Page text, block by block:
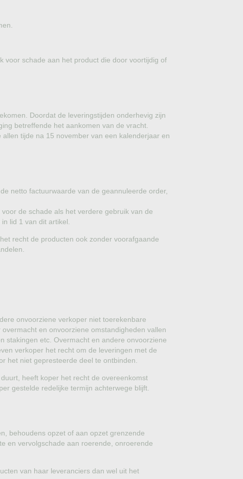
voor schade aan het product die door voortijdig of
Doordat de leveringstijden onderhevig zijn
betreffende het aankomen van de vracht.
tijde na 15 november van een kalenderjaar en
netto factuurwaarde van de geannuleerde order,
de schade als het verdere gebruik van de
lid 1 van dit artikel.
recht de producten ook zonder voorafgaande
onvoorziene verkoper niet toerekenbare
en onvoorziene omstandigheden vallen
stakingen etc. Overmacht en andere onvoorziene
verkoper het recht om de leveringen met de
het niet gepresteerde deel te ontbinden.
heeft koper het recht de overeenkomst
gestelde redelijke termijn achterwege blijft.
behoudens opzet of aan opzet grenzende
en vervolgschade aan roerende, onroerende
van haar leveranciers dan wel uit het